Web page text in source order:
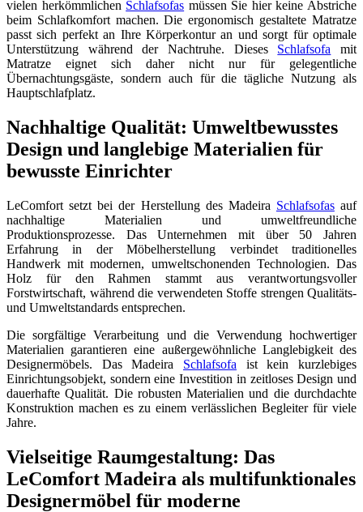
vielen herkömmlichen Schlafsofas müssen Sie hier keine Abstriche
beim Schlafkomfort machen. Die ergonomisch gestaltete Matratze
passt sich perfekt an Ihre Körperkontur an und sorgt für optimale
Unterstützung während der Nachtruhe. Dieses Schlafsofa mit
Matratze eignet sich daher nicht nur für gelegentliche
Übernachtungsgäste, sondern auch für die tägliche Nutzung als
Hauptschlafplatz.
Nachhaltige Qualität: Umweltbewusstes
Design und langlebige Materialien für
bewusste Einrichter
LeComfort setzt bei der Herstellung des Madeira Schlafsofasauf
nachhaltige Materialien und umweltfreundliche
Produktionsprozesse. Das Unternehmen mit über 50 Jahren
Erfahrung in der Möbelherstellung verbindet traditionelles
Handwerk mit modernen, umweltschonenden Technologien. Das
Holz für den Rahmen stammt aus verantwortungsvoller
Forstwirtschaft, während die verwendeten Stoffe strengen Qualitäts-
und Umweltstandards entsprechen.
Die sorgfältige Verarbeitung und die Verwendung hochwertiger
Materialien garantieren eine außergewöhnliche Langlebigkeit des
Designermöbels. Das Madeira Schlafsofa ist kein kurzlebiges
Einrichtungsobjekt, sondern eine Investition in zeitloses Design und
dauerhafte Qualität. Die robusten Materialien und die durchdachte
Konstruktion machen es zu einem verlässlichen Begleiter für viele
Jahre.
Vielseitige Raumgestaltung: Das
LeComfort Madeira als multifunktionales
Designermöbel für moderne